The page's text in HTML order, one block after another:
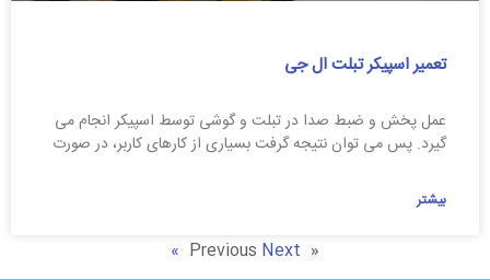
تعمیر اسپیکر تبلت ال جی
عمل پخش و ضبط صدا در تبلت و گوشی توسط اسپیکر انجام می
گیرد. پس می توان نتیجه گرفت بسیاری از کارهای کاربر، در صورت
بیشتر
« Previous
Next »